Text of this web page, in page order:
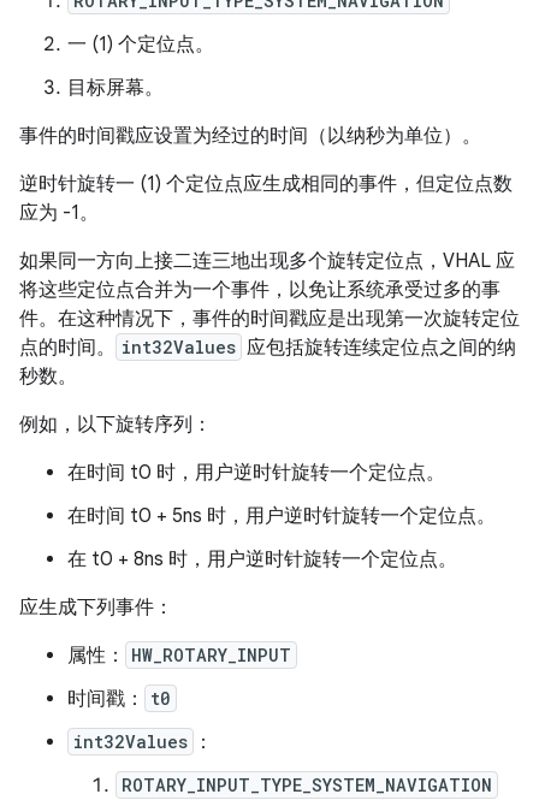
一 (1) 个定位点。
目标屏幕。
事件的时间戳应设置为经过的时间（以纳秒为单位）。
逆时针旋转一 (1) 个定位点应生成相同的事件，但定位点数
应为 -1。
如果同一方向上接二连三地出现多个旋转定位点，VHAL 应
将这些定位点合并为一个事件，以免让系统承受过多的事
件。在这种情况下，事件的时间戳应是出现第一次旋转定位
点的时间。
int32Values 应包括旋转连续定位点之间的纳
秒数。
例如，以下旋转序列：
在时间 t0 时，用户逆时针旋转一个定位点。
在时间 t0 + 5ns 时，用户逆时针旋转一个定位点。
在 t0 + 8ns 时，用户逆时针旋转一个定位点。
应生成下列事件：
属性：
HW_ROTARY_INPUT
时间戳：
t0
int32Values
：
ROTARY_INPUT_TYPE_SYSTEM_NAVIGATION